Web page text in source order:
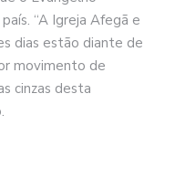
“A Igreja Afegã e
dias estão diante de
movimento de
cinzas desta